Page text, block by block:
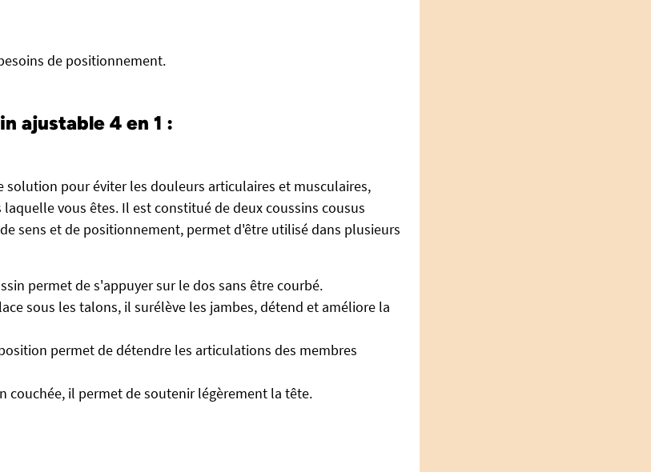
de positionnement.
ajustable 4 en 1 :
solution pour éviter les douleurs articulaires et musculaires,
vous êtes. Il est constitué de deux coussins cousus
sens et de positionnement, permet d'être utilisé dans plusieurs
permet de s'appuyer sur le dos sans être courbé.
sous les talons, il surélève les jambes, détend et améliore la
permet de détendre les articulations des membres
couchée, il permet de soutenir légèrement la tête.